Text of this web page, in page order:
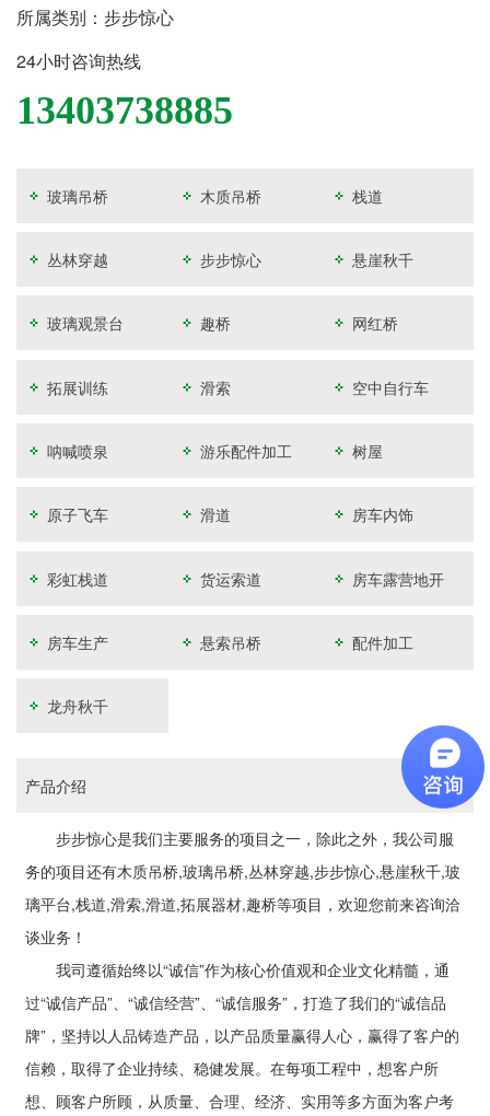
所属类别：步步惊心
24小时咨询热线
13403738885
玻璃吊桥 木质吊桥 栈道
丛林穿越 步步惊心 悬崖秋千
玻璃观景台 趣桥 网红桥
拓展训练 滑索 空中自行车
呐喊喷泉 游乐配件加工 树屋
原子飞车 滑道 房车内饰
彩虹栈道 货运索道 房车露营地开
发
房车生产 悬索吊桥 配件加工
龙舟秋千
产品介绍
步步惊心是我们主要服务的项目之一，除此之外，我公司服
务的项目还有木质吊桥,玻璃吊桥,丛林穿越,步步惊心,悬崖秋千,玻
璃平台,栈道,滑索,滑道,拓展器材,趣桥等项目，欢迎您前来咨询洽
谈业务！
我司遵循始终以“诚信”作为核心价值观和企业文化精髓，通
过“诚信产品”、“诚信经营”、“诚信服务”，打造了我们的“诚信品
牌”，坚持以人品铸造产品，以产品质量赢得人心，赢得了客户的
信赖，取得了企业持续、稳健发展。在每项工程中，想客户所
想、顾客户所顾，从质量、合理、经济、实用等多方面为客户考